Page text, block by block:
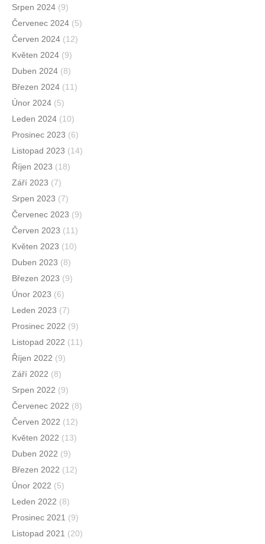
Srpen 2024 (9)
Červenec 2024 (5)
Červen 2024 (12)
Květen 2024 (9)
Duben 2024 (8)
Březen 2024 (11)
Únor 2024 (5)
Leden 2024 (10)
Prosinec 2023 (6)
Listopad 2023 (14)
Říjen 2023 (18)
Září 2023 (7)
Srpen 2023 (7)
Červenec 2023 (9)
Červen 2023 (11)
Květen 2023 (10)
Duben 2023 (8)
Březen 2023 (9)
Únor 2023 (6)
Leden 2023 (7)
Prosinec 2022 (9)
Listopad 2022 (11)
Říjen 2022 (9)
Září 2022 (8)
Srpen 2022 (9)
Červenec 2022 (8)
Červen 2022 (12)
Květen 2022 (13)
Duben 2022 (9)
Březen 2022 (12)
Únor 2022 (5)
Leden 2022 (8)
Prosinec 2021 (9)
Listopad 2021 (20)